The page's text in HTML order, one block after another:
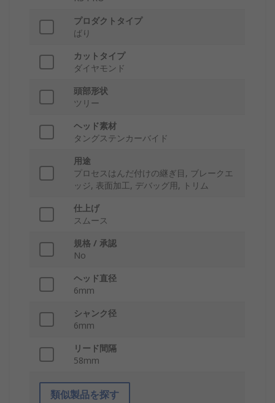
プロダクトタイプ
ばり
カットタイプ
ダイヤモンド
頭部形状
ツリー
ヘッド素材
タングステンカーバイド
用途
プロセスはんだ付けの継ぎ目, ブレークエ
ッジ, 表面加工, デバッグ用, トリム
仕上げ
スムース
規格 / 承認
No
ヘッド直径
6mm
シャンク径
6mm
リード間隔
58mm
類似製品を探す